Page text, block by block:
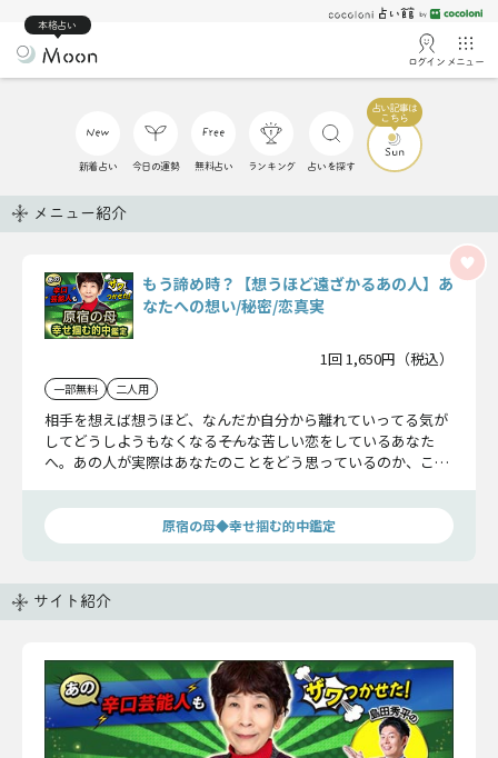
本格占い
ログイン メニュー
新着占い 今日の運勢 無料占い ランキング 占いを探す
メニュー紹介
もう諦め時？【想うほど遠ざかるあの人】あ
なたへの想い/秘密/恋真実
1回 1,650円（税込）
一部無料 二人用
相手を想えば想うほど、なんだか自分から離れていってる気が
してどうしようもなくなる――そんな苦しい恋をしているあなた
へ。あの人が実際はあなたのことをどう思っているのか、この
人の秘密”もあるようですね。
原宿の母◆幸せ掴む的中鑑定
サイト紹介